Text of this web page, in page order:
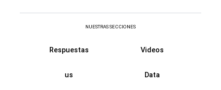
NUESTRAS SECCIONES
Respuestas Videos
us Data